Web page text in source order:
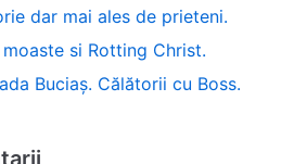
dar mai ales de prieteni.
si Rotting Christ.
Buciaș. Călătorii cu Boss.